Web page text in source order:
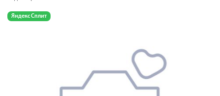
Яндекс Сплит